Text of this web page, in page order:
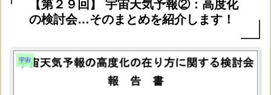
【第２９回】 宇宙天気予報②：高度化
の検討会…そのまとめを紹介します！
宇宙